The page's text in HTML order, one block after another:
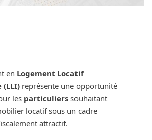
en Logement Locatif
représente une opportunité
les particuliers souhaitant
locatif sous un cadre
attractif.